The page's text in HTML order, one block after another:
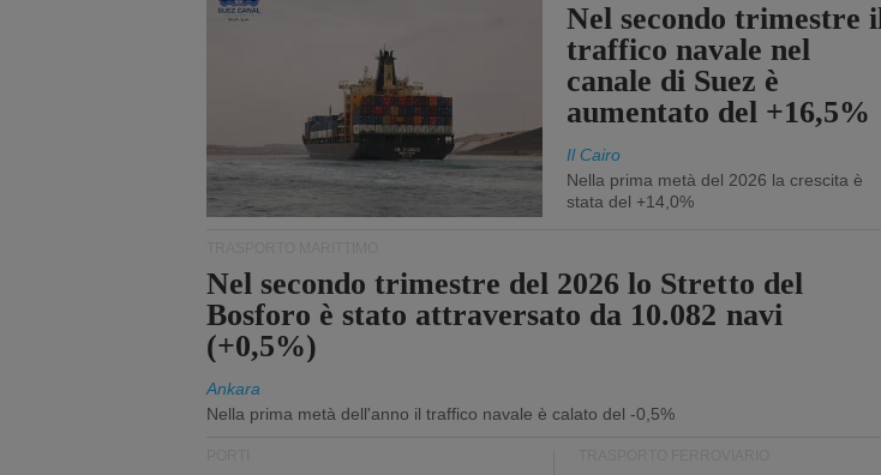
Nel secondo trimestre
traffico navale nel
canale di Suez è
aumentato del +16,5%
Il Cairo
Nella prima metà del 2026 la crescita è
stata del +14,0%
Nel secondo trimestre del 2026 lo Stretto del
Bosforo è stato attraversato da 10.082 navi
(+0,5%)
Ankara
Nella prima metà dell'anno il traffico navale è calato del -0,5%